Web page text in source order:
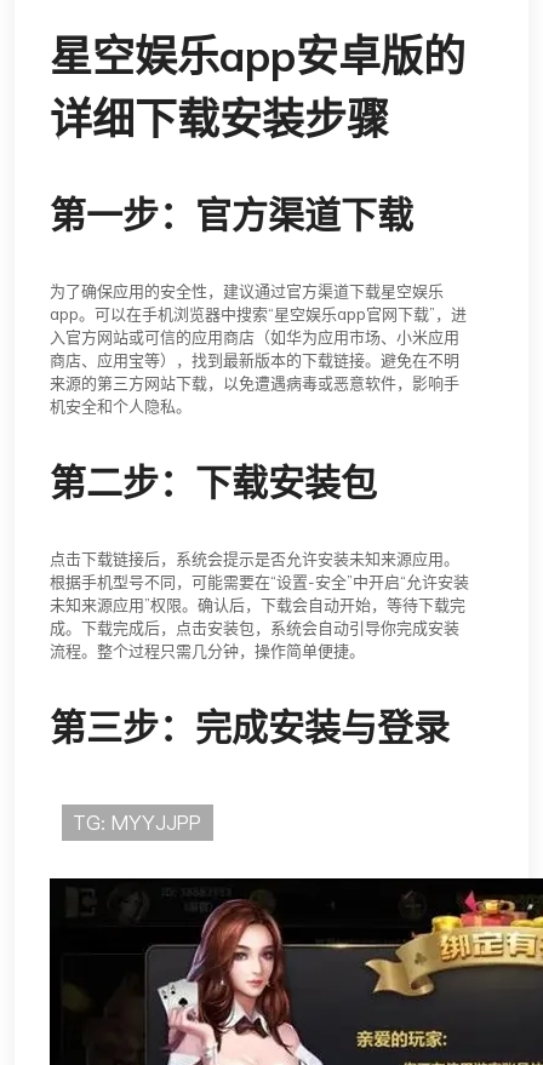
星空娱乐app安卓版的
详细下载安装步骤
第一步：官方渠道下载
为了确保应用的安全性，建议通过官方渠道下载星空娱乐
app。可以在手机浏览器中搜索“星空娱乐app官网下载”，进
入官方网站或可信的应用商店（如华为应用市场、小米应用
商店、应用宝等），找到最新版本的下载链接。避免在不明
来源的第三方网站下载，以免遭遇病毒或恶意软件，影响手
机安全和个人隐私。
第二步：下载安装包
点击下载链接后，系统会提示是否允许安装未知来源应用。
根据手机型号不同，可能需要在“设置-安全”中开启“允许安装
未知来源应用”权限。确认后，下载会自动开始，等待下载完
成。下载完成后，点击安装包，系统会自动引导你完成安装
流程。整个过程只需几分钟，操作简单便捷。
第三步：完成安装与登录